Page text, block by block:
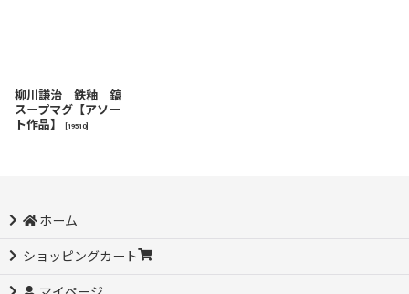
柳川謙治 鉄釉 鎬
スープマグ【アソー
ト作品】
19510]
ホーム
ショッピングカート